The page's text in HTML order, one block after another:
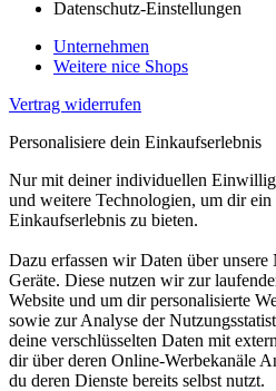
Datenschutz-Einstellungen
Unternehmen
Weitere nice Shops
Vertrag widerrufen
Personalisiere dein Einkaufserlebnis
Nur mit deiner individuellen
und weitere Technologien, um dir ein
Einkaufserlebnis zu bieten.
Dazu erfassen wir Daten über unsere
Geräte. Diese nutzen wir zur
Website und um dir personalisierte
sowie zur Analyse der
deine verschlüsselten Daten mit
dir über deren Online-Werbekanäle
du deren Dienste bereits selbst nutzt.